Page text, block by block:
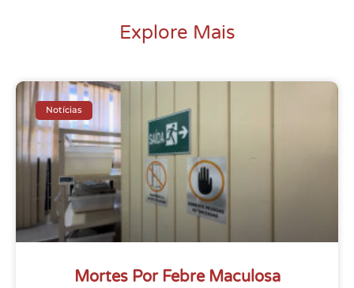
Explore Mais
Notícias
Mortes Por Febre Maculosa